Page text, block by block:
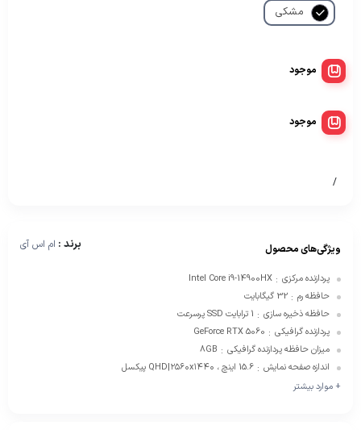
مشکی
موجود
موجود
/
برند : ام اس آی ویژگی‌های محصول
پردازنده مرکزی :
Intel Core i9-14900HX
حافظه رم : 32 گیگابایت
حافظه ذخیره سازی : 1 ترابایت SSD پرسرعت
پردازنده گرافیکی :
GeForce RTX 5060
میزان حافظه پردازنده گرافیکی :
8GB
اندازه صفحه نمایش : 15.6 اینچ ، QHD|۲۵۶۰x۱۴۴۰ پیکسل
+ موارد بیشتر